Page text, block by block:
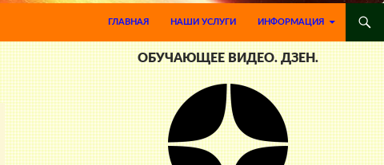
ГЛАВНАЯ
НАШИ УСЛУГИ ИНФОРМАЦИЯ
ОБУЧАЮЩЕЕ ВИДЕО. ДЗЕН.